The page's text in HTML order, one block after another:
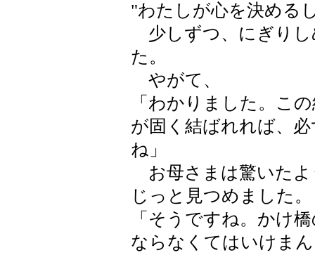
"わたしが心を決める
少しずつ、にぎりし
た。
やがて、
「わかりました。こ
が固く結ばれれば、
ね」
お母さまは驚いたよ
じっと見つめました。
「そうですね。かけ
ならなくてはいけま